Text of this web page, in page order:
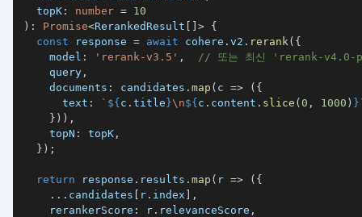
  topK
: number = 10
) : Promise<RerankedResult [ ] > {
const response = await cohere . v2 . rerank ( {
    model
: 'rerank-v3.5' ,
// 또는 최신 'rerank-v4.0-
    query
,
    documents
: candidates . map ( c => ( {
      text
: ` ${c . title}\n${c . content . slice (0 , 1000 ) }
} ) ) ,
    topN
: topK ,
} ) ;
return response . results . map ( r => ( {
... candidates [ r . index ] ,
    rerankerScore
: r . relevanceScore ,